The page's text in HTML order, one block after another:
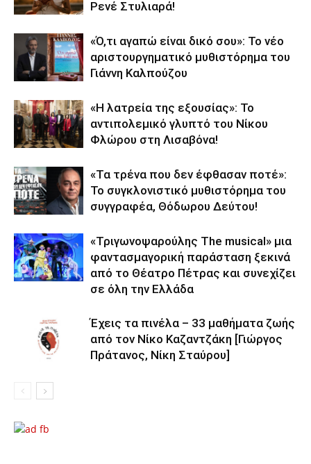
Ρενέ Στυλιαρά!
«Ό,τι αγαπώ είναι δικό σου»: Το νέο
αριστουργηματικό μυθιστόρημα του
Γιάννη Καλπούζου
«Η λατρεία της εξουσίας»: Το
αντιπολεμικό γλυπτό του Νίκου
Φλώρου στη Λισαβόνα!
«Τα τρένα που δεν έφθασαν ποτέ»:
Το συγκλονιστικό μυθιστόρημα του
συγγραφέα, Θόδωρου Δεύτου!
«Τριγωνοψαρούλης The musical» μια
φαντασμαγορική παράσταση ξεκινά
από το Θέατρο Πέτρας και συνεχίζει
σε όλη την Ελλάδα
Έχεις τα πινέλα – 33 μαθήματα ζωής
από τον Νίκο Καζαντζάκη [Γιώργος
Πράτανος, Νίκη Σταύρου]